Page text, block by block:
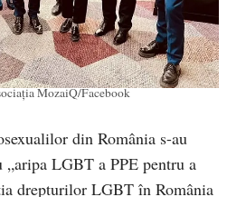
MozaiQ/Facebook
din România s-au
LGBT a PPE pentru a
drepturilor LGBT în România